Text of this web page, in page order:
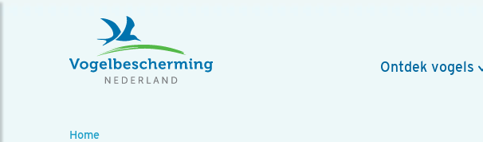
Ontdek vogels
Home